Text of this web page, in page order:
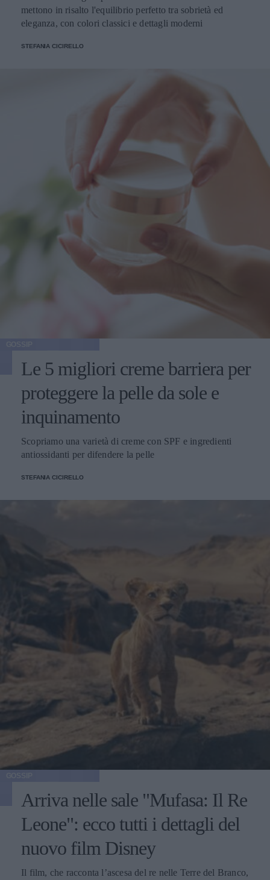
mettono in risalto l'equilibrio perfetto tra sobrietà ed
eleganza, con colori classici e dettagli moderni
STEFANIA CICIRELLO
Le 5 migliori creme barriera per
proteggere la pelle da sole e
inquinamento
Scopriamo una varietà di creme con SPF e ingredienti
antiossidanti per difendere la pelle
STEFANIA CICIRELLO
Arriva nelle sale "Mufasa: Il Re
Leone": ecco tutti i dettagli del
nuovo film Disney
Il film, che racconta l’ascesa del re nelle Terre del Branco,